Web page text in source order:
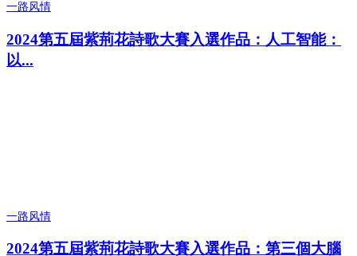
一路风情
2024第五屆紫荊花詩歌大賽入選作品：人工智能：
以...
一路风情
2024第五屆紫荊花詩歌大賽入選作品：第三個大腦